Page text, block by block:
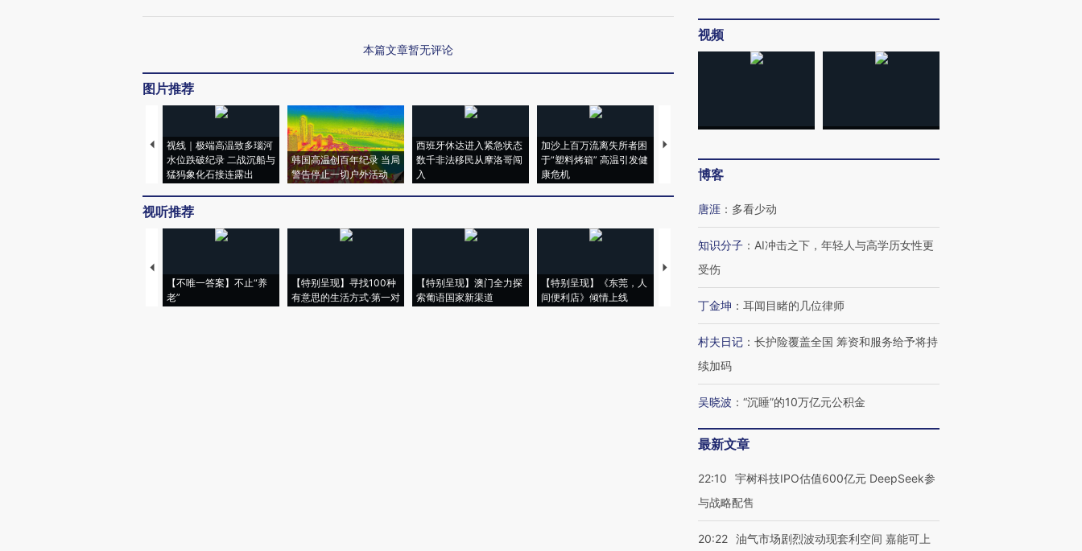
本篇文章暂无评论
图片推荐
视线｜极端高温致多瑙河
水位跌破纪录 二战沉船与
猛犸象化石接连露出
韩国高温创百年纪录 当局
警告停止一切户外活动
西班牙休达进入紧急状态
数千非法移民从摩洛哥闯
入
加沙上百万流离失所者困
于“塑料烤箱” 高温引发健
康危机
视线｜HYROX的吸金
术：是什么让中产们甘
心“花钱找虐”？
粒摇头丸 尿检体内含3种
度Z世代 用街头抗争将教
视听推荐
【不唯一答案】不止“养
老”
【特别呈现】寻找100种
有意思的生活方式·第一对
【特别呈现】澳门全力探
索葡语国家新渠道
【特别呈现】《东莞，人
间便利店》倾情上线
【推广】走进第四届链博
有意思的生活方式·第三对
视频
博客
唐涯 ： 多看少动
知识分子 ： AI冲击之下，年轻人与高学历女性更
受伤
丁金坤 ： 耳闻目睹的几位律师
村夫日记 ： 长护险覆盖全国 筹资和服务给予将持
续加码
吴晓波 ： “沉睡”的10万亿元公积金
最新文章
22:10
宇树科技IPO估值600亿元 DeepSeek参
与战略配售
20:22 油气市场剧烈波动现套利空间 嘉能可上